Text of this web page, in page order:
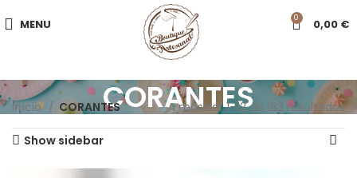
MENU 0 0,00 €
CORANTES
Início CORANTES A mostrar 1–12 de 183 resultados
Show sidebar